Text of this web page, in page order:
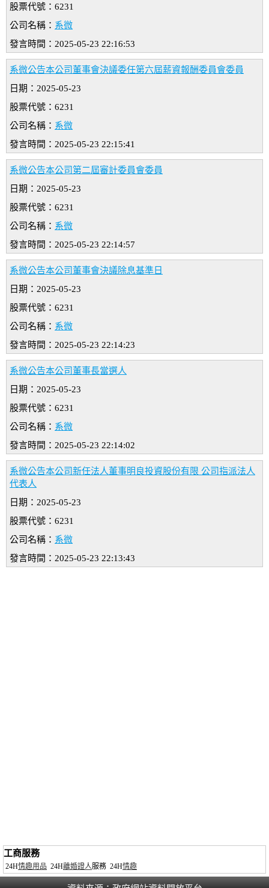
股票代號：6231
公司名稱： 系微
發言時間：2025-05-23 22:16:53
系微公告本公司董事會決議委任第六屆薪資報酬委員會委員
日期：2025-05-23
股票代號：6231
公司名稱： 系微
發言時間：2025-05-23 22:15:41
系微公告本公司第二屆審計委員會委員
日期：2025-05-23
股票代號：6231
公司名稱： 系微
發言時間：2025-05-23 22:14:57
系微公告本公司董事會決議除息基準日
日期：2025-05-23
股票代號：6231
公司名稱： 系微
發言時間：2025-05-23 22:14:23
系微公告本公司董事長當選人
日期：2025-05-23
股票代號：6231
公司名稱： 系微
發言時間：2025-05-23 22:14:02
系微公告本公司新任法人董事明良投資股份有限 公司指派法人
代表人
日期：2025-05-23
股票代號：6231
公司名稱： 系微
發言時間：2025-05-23 22:13:43
工商服務
24H情趣用品 24H離婚證人服務 24H情趣